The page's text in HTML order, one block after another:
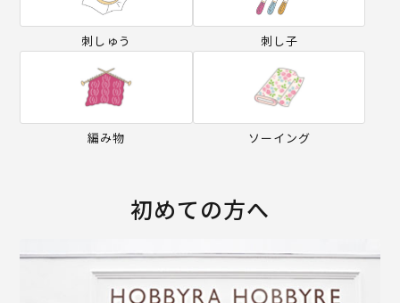
刺しゅう 刺し子
編み物 ソーイング
初めての方へ